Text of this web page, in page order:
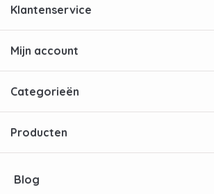
Klantenservice
Mijn account
Categorieën
Producten
Blog